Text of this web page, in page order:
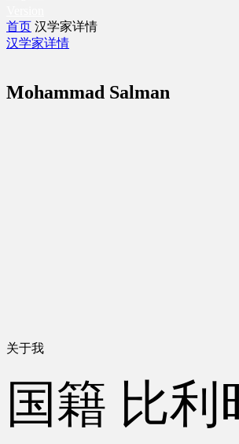
首页 汉学家详情
汉学家详情
Mohammad Salman
关于我
国籍 比利